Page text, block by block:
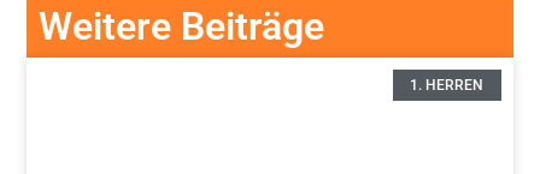
Weitere Beiträge
1. HERREN